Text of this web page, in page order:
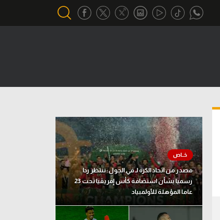
تحقيق في الجول
تقرير في الجول
تحليل في الجول
حكايات في الجول
كويز في الجول
فيديو في الجول
مصدر من اتحاد الكرة لـ في الجول: ننتظر ردا
رسميا بشأن استضافة كأس إفريقيا تحت 23
عاما المؤهلة للأولمبياد